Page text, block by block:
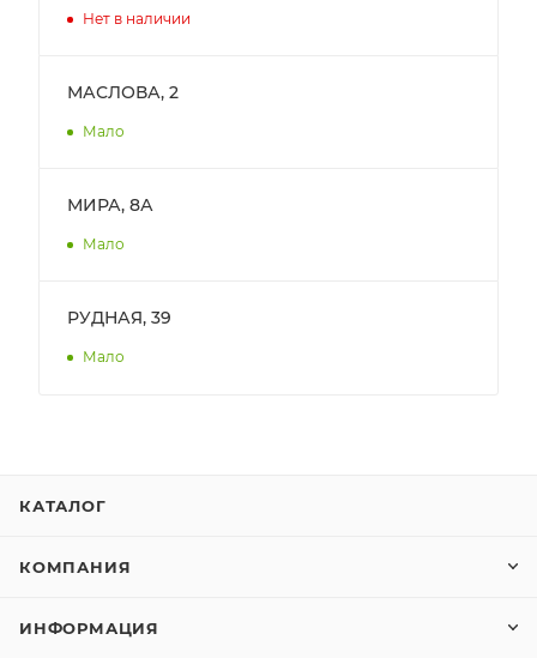
Нет в наличии
МАСЛОВА, 2
Мало
МИРА, 8А
Мало
РУДНАЯ, 39
Мало
КАТАЛОГ
КОМПАНИЯ
ИНФОРМАЦИЯ